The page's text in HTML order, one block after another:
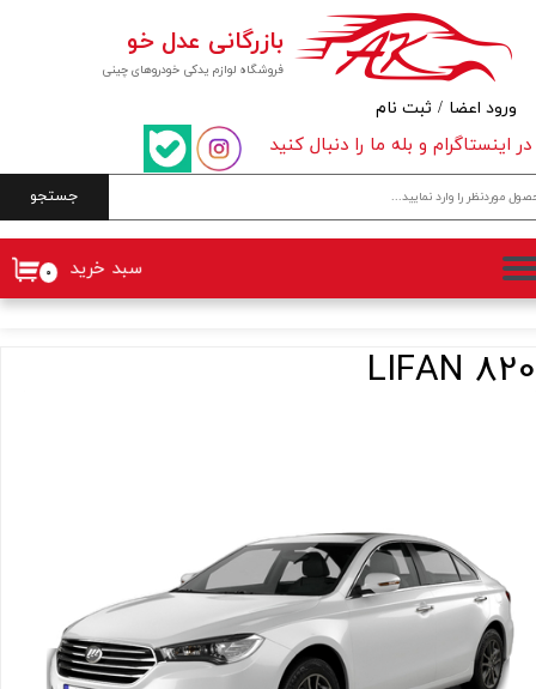
فروشگاه لوازم یدکی خودروهای چینی
بازرگانی عدل خو
جستجو
۰ سبد خرید
در اینستاگرام و بله ما را دنبال کنید
ورود اعضا / ثبت نام
حساب کاربری من
تغییر گذر واژه
سفارشات
خروج از حساب کاربری
LIFAN 820